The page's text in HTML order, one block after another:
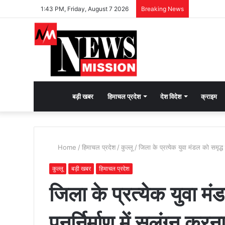
1:43 PM, Friday, August 7 2026 Breaking News
भक्ति
भावना
जगाने
बड़ी खबर हिमाचल प्रदेश देश विदेश क्राइम
Home / हिमाचल प्रदेश / कुल्लू / जिला के प्रत्येक युवा मंडल को समृद्ध
कुल्लू बड़ी खबर हिमाचल प्रदेश
जिला के प्रत्येक युवा